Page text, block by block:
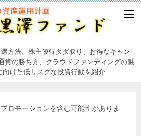
方法、株主優待タダ取り、お得なキャン
貨の勝ち方、クラウドファンディングの魅
向けた低リスクな投資行動を紹介
ロモーションを含む可能性がありま